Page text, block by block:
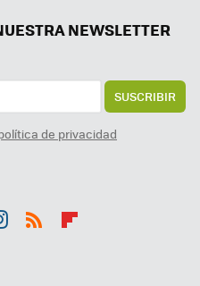
NEWSLETTER
SUSCRIBIR
de privacidad